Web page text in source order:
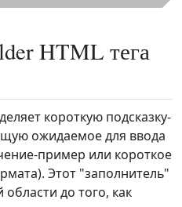
HTML тега
короткую подсказку-
ожидаемое для ввода
пример или короткое
Этот "заполнитель"
до того, как